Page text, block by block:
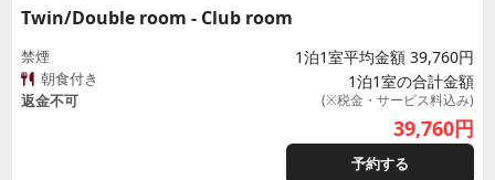
Twin/Double room - Club room
禁煙
朝食付き
返金不可
1泊1室平均金額 39,760円
1泊1室の合計金額
(※税金・サービス料込み)
39,760円
予約する